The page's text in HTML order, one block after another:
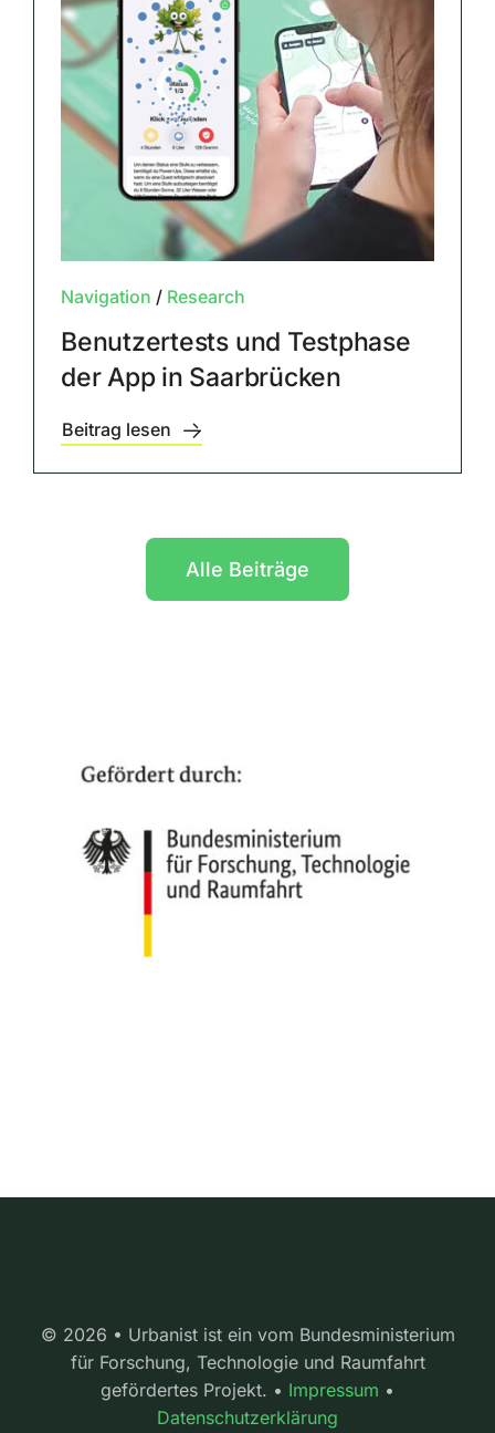
Navigation / Research
Benutzertests und Testphase
der App in Saarbrücken
Beitrag lesen
Alle Beiträge
© 2026 • Urbanist ist ein vom Bundesministerium
für Forschung, Technologie und Raumfahrt
gefördertes Projekt. • Impressum •
Datenschutzerklärung